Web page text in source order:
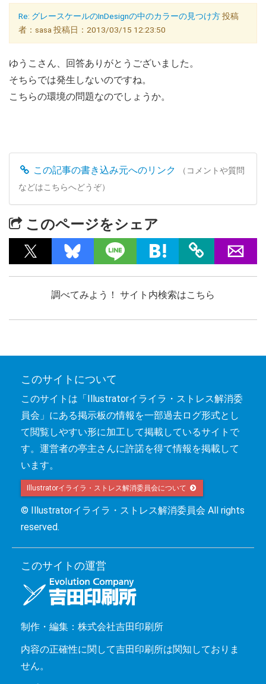
Re: グレースケールのInDesignの中のカラーの見つけ方投稿
者：sasa 投稿日：2013/03/15 12:23:50
ゆうこさん、回答ありがとうございました。
そちらでは発生しないのですね。
こちらの環境の問題なのでしょうか。
この記事の書き込み元へのリンク
（コメントや質問
などはこちらへどうぞ）
このページをシェア
調べてみよう！ サイト内検索はこちら
このサイトについて
このサイトは「Illustratorイライラ・ストレス解消委
員会」にある掲示板の情報を一部過去ログ形式とし
て閲覧しやすい形に加工して掲載しているサイトで
す。運営者の亭主さんに許諾を得て情報を掲載して
います。
Illustratorイライラ・ストレス解消委員会について
© Illustratorイライラ・ストレス解消委員会 All rights
reserved.
このサイトの運営
制作・編集：株式会社吉田印刷所
内容の正確性に関して吉田印刷所は関知しておりま
せん。